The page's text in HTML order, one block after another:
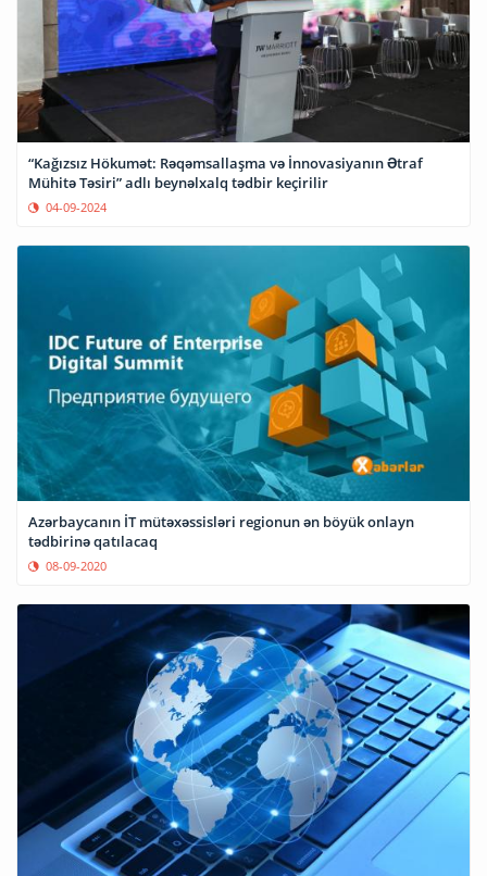
“Kağızsız Hökumət: Rəqəmsallaşma və İnnovasiyanın Ətraf
Mühitə Təsiri” adlı beynəlxalq tədbir keçirilir
04-09-2024
Azərbaycanın İT mütəxəssisləri regionun ən böyük onlayn
tədbirinə qatılacaq
08-09-2020